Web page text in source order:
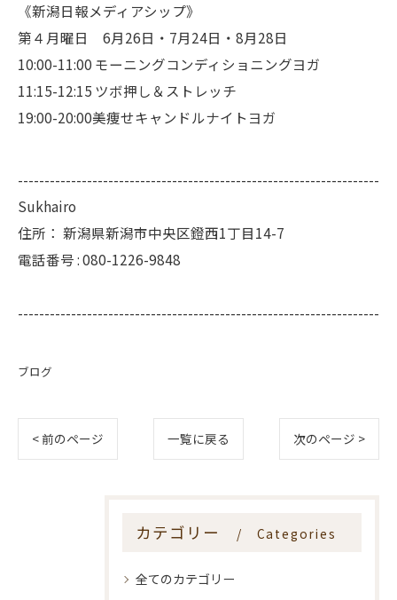
《新潟日報メディアシップ》
第４月曜日 6月26日・7月24日・8月28日
10:00-11:00 モーニングコンディショニングヨガ
11:15-12:15 ツボ押し＆ストレッチ
19:00-20:00美痩せキャンドルナイトヨガ
--------------------------------------------------------------------
Sukhairo
住所： 新潟県新潟市中央区鐙西1丁目14-7
電話番号 :080-1226-9848
--------------------------------------------------------------------
ブログ
< 前のページ 一覧に戻る 次のページ >
カテゴリー Categories
全てのカテゴリー